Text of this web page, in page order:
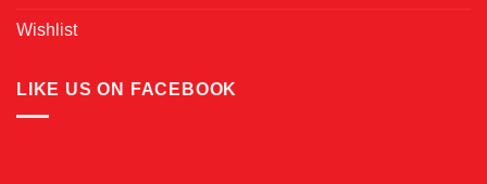
Wishlist
LIKE US ON FACEBOOK